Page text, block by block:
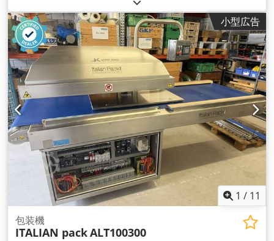
小型広告
1 / 11
包装機
ITALIAN packALT100300